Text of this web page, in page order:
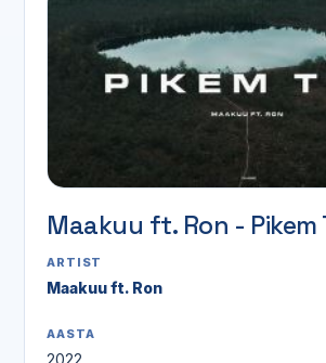
Maakuu ft. Ron - Pikem
ARTIST
Maakuu ft. Ron
AASTA